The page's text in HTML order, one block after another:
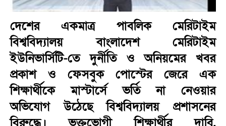
দেশের একমাত্র পাবলিক মেরিটাইম
বিশ্ববিদ্যালয় বাংলাদেশ মেরিটাইম
ইউনিভার্সিটি-তে দুর্নীতি ও অনিয়মের খবর
প্রকাশ ও ফেসবুক পোস্টের জেরে এক
শিক্ষার্থীকে মাস্টার্সে ভর্তি না নেওয়ার
অভিযোগ উঠেছে বিশ্ববিদ্যালয় প্রশাসনের
বিরুদ্ধে। ভুক্তভোগী শিক্ষার্থীর দাবি,